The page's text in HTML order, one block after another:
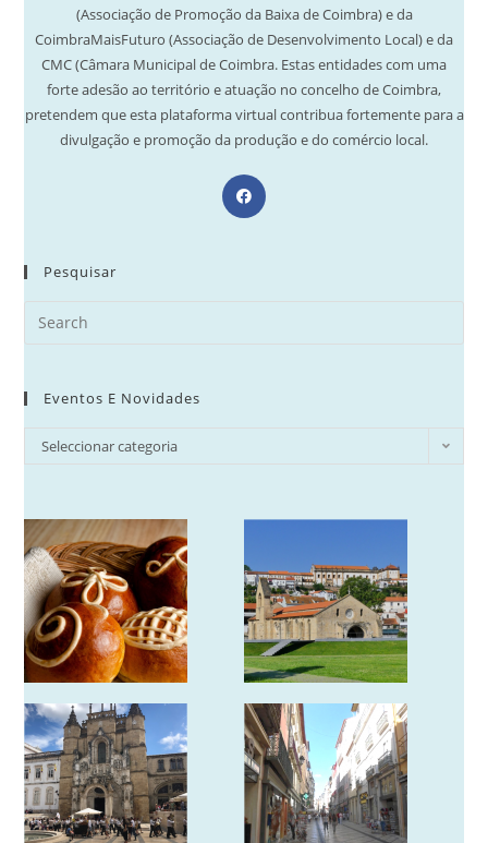
(Associação de Promoção da Baixa de Coimbra) e da
CoimbraMaisFuturo (Associação de Desenvolvimento Local) e da
CMC (Câmara Municipal de Coimbra. Estas entidades com uma
forte adesão ao território e atuação no concelho de Coimbra,
pretendem que esta plataforma virtual contribua fortemente para a
divulgação e promoção da produção e do comércio local.
Opens
Pesquisar
Search
Eventos E Novidades
Eventos
Seleccionar categoria